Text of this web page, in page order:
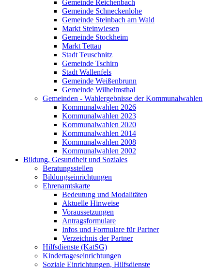
Gemeinde Reichenbach
Gemeinde Schneckenlohe
Gemeinde Steinbach am Wald
Markt Steinwiesen
Gemeinde Stockheim
Markt Tettau
Stadt Teuschnitz
Gemeinde Tschirn
Stadt Wallenfels
Gemeinde Weißenbrunn
Gemeinde Wilhelmsthal
Gemeinden - Wahlergebnisse der Kommunalwahlen
Kommunalwahlen 2026
Kommunalwahlen 2023
Kommunalwahlen 2020
Kommunalwahlen 2014
Kommunalwahlen 2008
Kommunalwahlen 2002
Bildung, Gesundheit und Soziales
Beratungsstellen
Bildungseinrichtungen
Ehrenamtskarte
Bedeutung und Modalitäten
Aktuelle Hinweise
Voraussetzungen
Antragsformulare
Infos und Formulare für Partner
Verzeichnis der Partner
Hilfsdienste (KatSG)
Kindertageseinrichtungen
Soziale Einrichtungen, Hilfsdienste